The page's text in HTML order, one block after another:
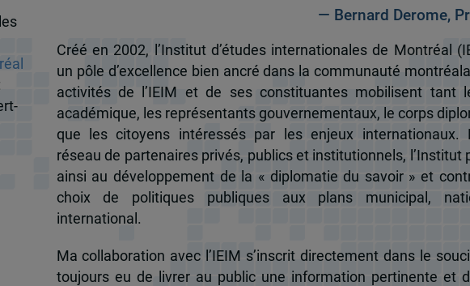
— Bernard Derome,
Créé en 2002, l’Institut d’études internationales de Montréal
un pôle d’excellence bien ancré dans la communauté
activités de l’IEIM et de ses constituantes mobilisent tant
académique, les représentants gouvernementaux, le corps
que les citoyens intéressés par les enjeux internationaux.
réseau de partenaires privés, publics et institutionnels, l’Institut
ainsi au développement de la « diplomatie du savoir » et
choix de politiques publiques aux plans municipal,
international.
Ma collaboration avec l’IEIM s’inscrit directement dans le
toujours eu de livrer au public une information pertinente et